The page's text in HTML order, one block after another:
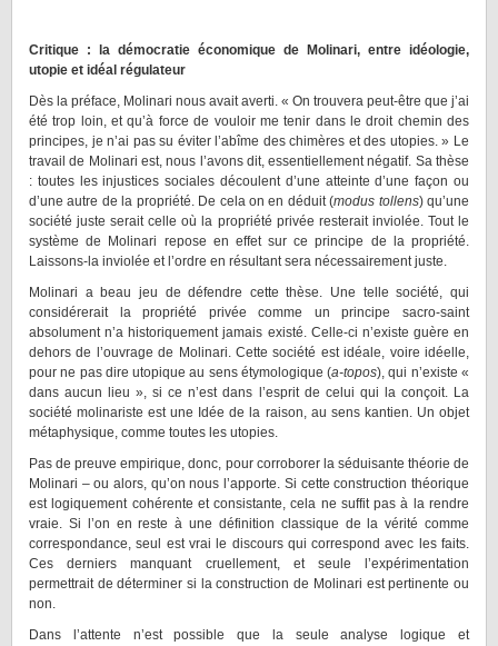
Critique : la démocratie économique de Molinari, entre idéologie,
utopie et idéal régulateur
Dès la préface, Molinari nous avait averti. « On trouvera peut-être que j’ai
été trop loin, et qu’à force de vouloir me tenir dans le droit chemin des
principes, je n’ai pas su éviter l’abîme des chimères et des utopies. » Le
travail de Molinari est, nous l’avons dit, essentiellement négatif. Sa thèse
: toutes les injustices sociales découlent d’une atteinte d’une façon ou
d’une autre de la propriété. De cela on en déduit (modus tollens) qu’une
société juste serait celle où la propriété privée resterait inviolée. Tout le
système de Molinari repose en effet sur ce principe de la propriété.
Laissons-la inviolée et l’ordre en résultant sera nécessairement juste.
Molinari a beau jeu de défendre cette thèse. Une telle société, qui
considérerait la propriété privée comme un principe sacro-saint
absolument n’a historiquement jamais existé. Celle-ci n’existe guère en
dehors de l’ouvrage de Molinari. Cette société est idéale, voire idéelle,
pour ne pas dire utopique au sens étymologique (a-topos), qui n’existe «
dans aucun lieu », si ce n’est dans l’esprit de celui qui la conçoit. La
société molinariste est une Idée de la raison, au sens kantien. Un objet
métaphysique, comme toutes les utopies.
Pas de preuve empirique, donc, pour corroborer la séduisante théorie de
Molinari – ou alors, qu’on nous l’apporte. Si cette construction théorique
est logiquement cohérente et consistante, cela ne suffit pas à la rendre
vraie. Si l’on en reste à une définition classique de la vérité comme
correspondance, seul est vrai le discours qui correspond avec les faits.
Ces derniers manquant cruellement, et seule l’expérimentation
permettrait de déterminer si la construction de Molinari est pertinente ou
non.
Dans l’attente n’est possible que la seule analyse logique et